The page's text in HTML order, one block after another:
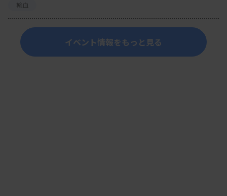
輸血
イベント情報をもっと見る